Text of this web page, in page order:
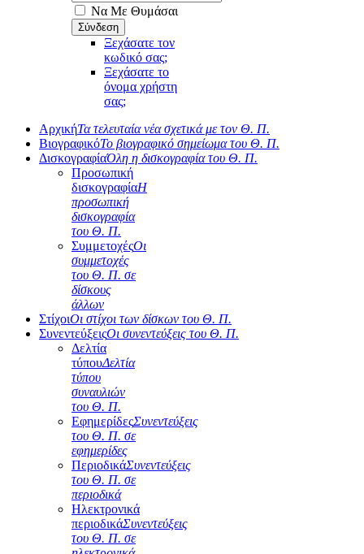
Να Με Θυμάσαι
Ξεχάσατε τον
κωδικό σας;
Ξεχάσατε το
όνομα χρήστη
σας;
ΑρχικήΤα τελευταία νέα σχετικά με τον Θ. Π.
ΒιογραφικόΤο βιογραφικό σημείωμα του Θ. Π.
ΔισκογραφίαΌλη η δισκογραφία του Θ. Π.
Προσωπική
δισκογραφίαΗ
προσωπική
δισκογραφία
του Θ. Π.
ΣυμμετοχέςΟι
συμμετοχές
του Θ. Π. σε
δίσκους
άλλων
ΣτίχοιΟι στίχοι των δίσκων του Θ. Π.
ΣυνεντεύξειςΟι συνεντεύξεις του Θ. Π.
Δελτία
τύπουΔελτία
τύπου
συναυλιών
του Θ. Π.
ΕφημερίδεςΣυνεντεύξεις
του Θ. Π. σε
εφημερίδες
ΠεριοδικάΣυνεντεύξεις
του Θ. Π. σε
περιοδικά
Ηλεκτρονικά
περιοδικάΣυνεντεύξεις
του Θ. Π. σε